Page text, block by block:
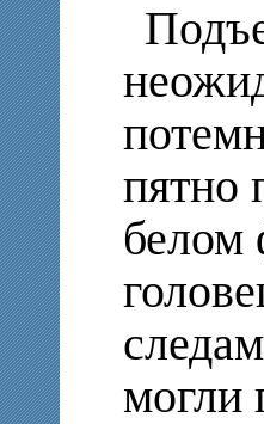
пятно
белом
могли